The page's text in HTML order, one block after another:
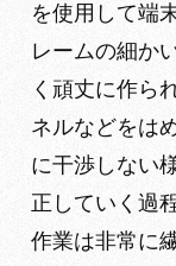
を使用して端
レームの細か
く頑丈に作ら
ネルなどをは
に干渉しない
正していく過
作業は非常に